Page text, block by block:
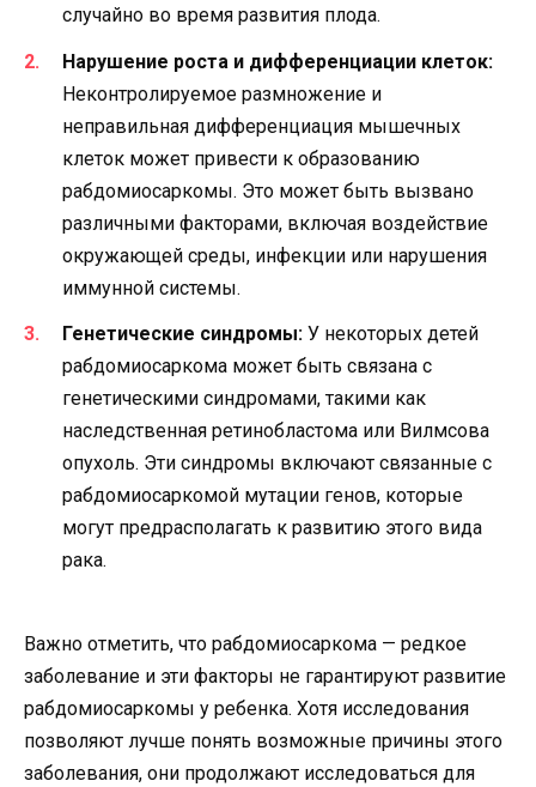
случайно во время развития плода.
Нарушение роста и дифференциации клеток:
Неконтролируемое размножение и
неправильная дифференциация мышечных
клеток может привести к образованию
рабдомиосаркомы. Это может быть вызвано
различными факторами, включая воздействие
окружающей среды, инфекции или нарушения
иммунной системы.
Генетические синдромы: У некоторых детей
рабдомиосаркома может быть связана с
генетическими синдромами, такими как
наследственная ретинобластома или Вилмсова
опухоль. Эти синдромы включают связанные с
рабдомиосаркомой мутации генов, которые
могут предрасполагать к развитию этого вида
рака.
Важно отметить, что рабдомиосаркома — редкое
заболевание и эти факторы не гарантируют развитие
рабдомиосаркомы у ребенка. Хотя исследования
позволяют лучше понять возможные причины этого
заболевания, они продолжают исследоваться для